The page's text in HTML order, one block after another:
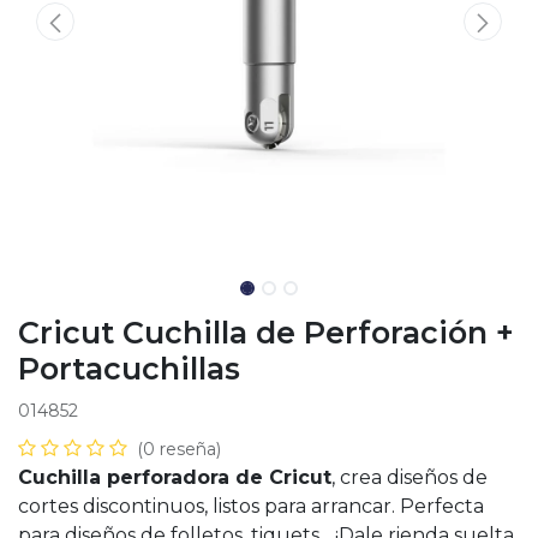
Cricut Cuchilla de Perforación +
Portacuchillas
014852
(0 reseña)
Cuchilla perforadora de Cricut, crea diseños de
cortes discontinuos, listos para arrancar. Perfecta